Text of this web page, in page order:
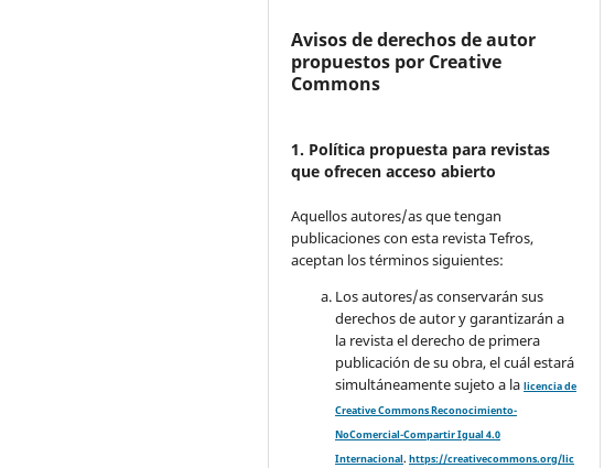
Avisos de derechos de autor
propuestos por Creative
Commons
1. Política propuesta para revistas
que ofrecen acceso abierto
Aquellos autores/as que tengan
publicaciones con esta revista Tefros,
aceptan los términos siguientes:
Los autores/as conservarán sus
derechos de autor y garantizarán a
la revista el derecho de primera
publicación de su obra, el cuál estará
simultáneamente sujeto a lalicencia de
Creative Commons Reconocimiento-
NoComercial-Compartir Igual 4.0
Internacional.https://creativecommons.org/lic